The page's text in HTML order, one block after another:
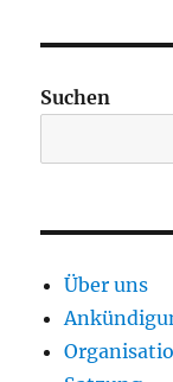
Suchen
Über uns